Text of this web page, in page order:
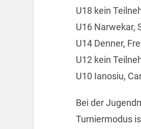
U18 kein
U16 Narwekar,
U14 Denner,
U12 kein
U10 Ianosiu,
Bei der
Turniermodus